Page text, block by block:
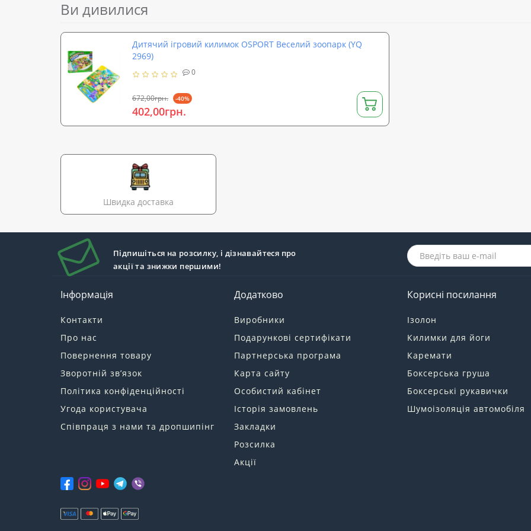
Ви дивилися
Дитячий ігровий килимок OSPORT Веселий зоопарк (YQ
2969)
0
672,00грн. -40%
402,00грн.
Швидка доставка
Підпишіться на розсилку, і дізнавайтеся про
акції та знижки першими!
Інформація
Контакти
Про нас
Повернення товару
Зворотній зв’язок
Політика конфіденційності
Угода користувача
Співпраця з нами та дропшипінг
Додатково
Виробники
Подарункові сертифікати
Партнерська програма
Карта сайту
Особистий кабінет
Історія замовлень
Закладки
Розсилка
Акції
Корисні посилання
Ізолон
Килимки для йоги
Каремати
Боксерська груша
Боксерські рукавички
Шумоізоляція автомобіля